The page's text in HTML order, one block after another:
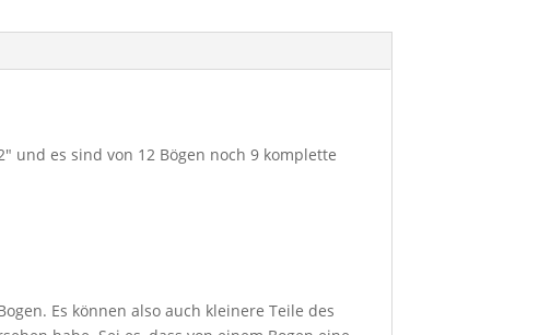
und es sind von 12 Bögen noch 9 komplette
Es können also auch kleinere Teile des